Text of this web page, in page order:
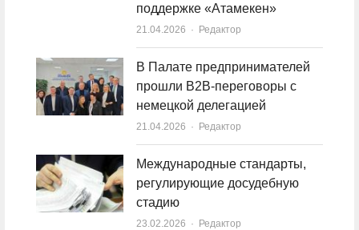
поддержке «Атамекен»
21.04.2026 Author
Редактор
В Палате предпринимателей
прошли B2B-переговоры с
немецкой делегацией
21.04.2026 Author
Редактор
Международные стандарты,
регулирующие досудебную
стадию
23.02.2026 Author
Редактор